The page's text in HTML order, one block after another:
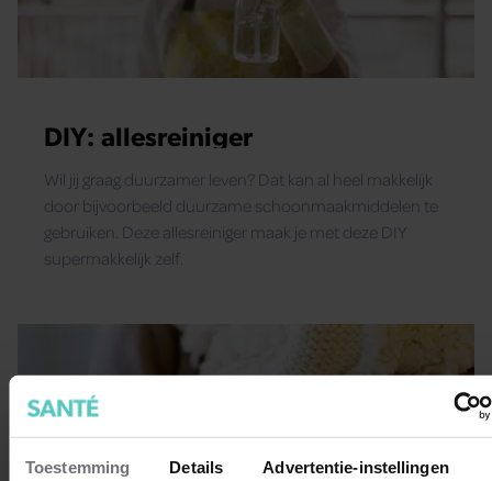
Toestemming Details Advertentie-instellingen
DIY: allesreiniger
Wil jij graag duurzamer leven? Dat kan al heel makkelijk
door bijvoorbeeld duurzame schoonmaakmiddelen te
gebruiken. Deze allesreiniger maak je met deze DIY
supermakkelijk zelf.